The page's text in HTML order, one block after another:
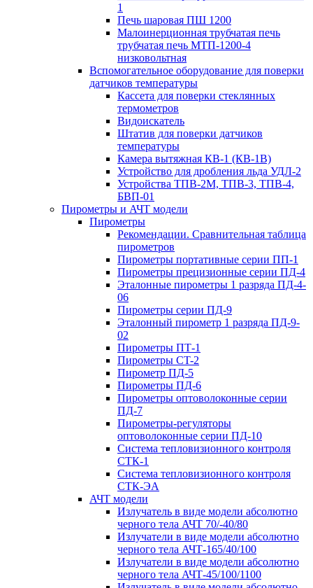
1
Печь шаровая ПШ 1200
Малоинерционная трубчатая печь
трубчатая печь МТП-1200-4
низковольтная
Вспомогательное оборудование для поверки
датчиков температуры
Кассета для поверки стеклянных
термометров
Видоискатель
Штатив для поверки датчиков
температуры
Камера вытяжная КВ-1 (КВ-1В)
Устройство для дробления льда УДЛ-2
Устройства ТПВ-2М, ТПВ-3, ТПВ-4,
БВП-01
Пирометры и АЧТ модели
Пирометры
Рекомендации. Сравнительная таблица
пирометров
Пирометры портативные серии ПП-1
Пирометры прецизионные серии ПД-4
Эталонные пирометры 1 разряда ПД-4-
06
Пирометры серии ПД-9
Эталонный пирометр 1 разряда ПД-9-
02
Пирометры ПТ-1
Пирометры CT-2
Пирометр ПД-5
Пирометры ПД-6
Пирометры оптоволоконные серии
ПД-7
Пирометры-регуляторы
оптоволоконные серии ПД-10
Система тепловизионного контроля
СТК-1
Система тепловизионного контроля
СТК-ЭА
АЧТ модели
Излучатель в виде модели абсолютно
черного тела АЧТ 70/-40/80
Излучатели в виде модели абсолютно
черного тела АЧТ-165/40/100
Излучатели в виде модели абсолютно
черного тела АЧТ-45/100/1100